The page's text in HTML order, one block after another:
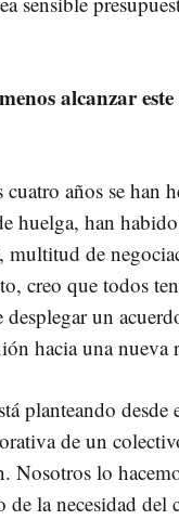
alcanzar
años se han
huelga, han
multitud de
creo que todos
un
hacia una nueva
planteando desde
de un
Nosotros lo
de la necesidad del